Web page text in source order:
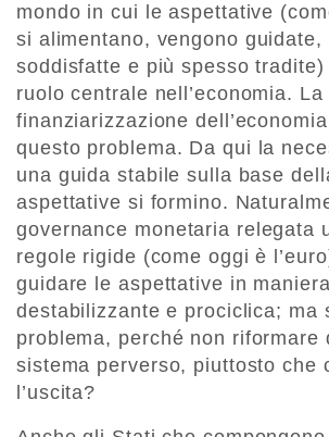
mondo in cui le aspettative
si alimentano, vengono guidate,
soddisfatte e più spesso tradite)
ruolo centrale nell’economia. La
finanziarizzazione
questo problema. Da qui la
una guida stabile sulla base
aspettative si formino.
governance monetaria relegata
regole rigide (come oggi è
guidare le aspettative in maniera
destabilizzante e prociclica; ma
problema, perché non riformare
sistema perverso, piuttosto che
l’uscita?